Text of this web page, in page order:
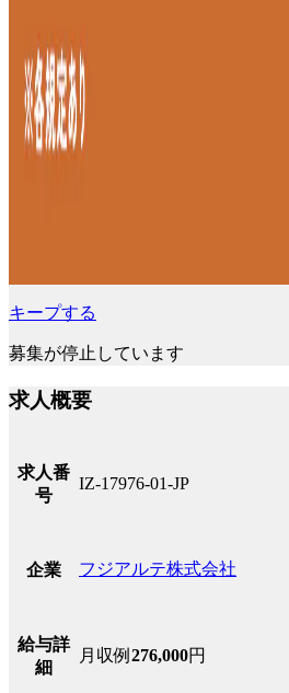
キープする
募集が停止しています
求人概要
求人番
号
IZ-17976-01-JP
企業 フジアルテ株式会社
給与詳
細
月収例 276,000円